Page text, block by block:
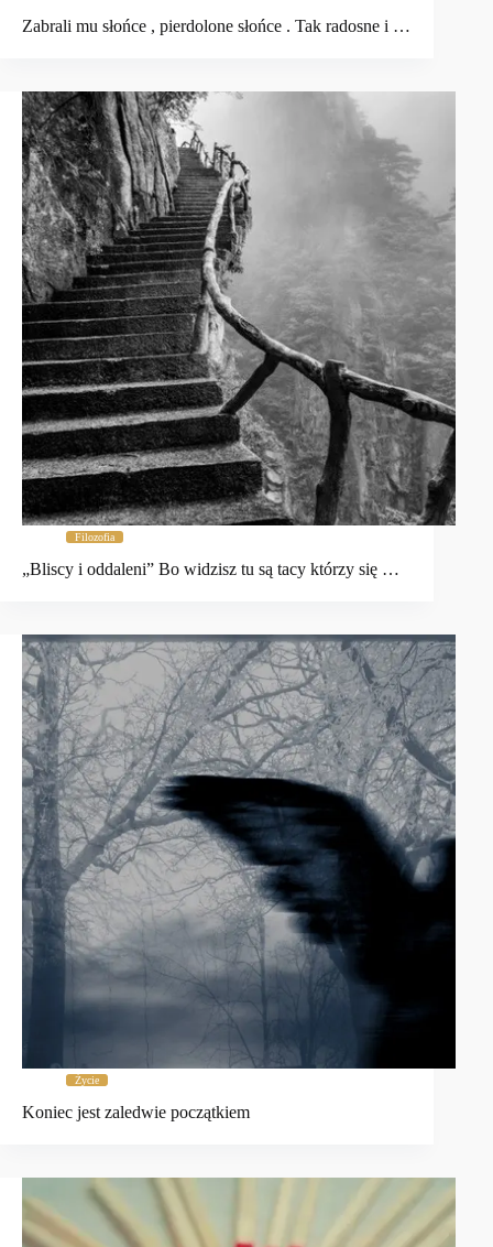
Zabrali mu słońce , pierdolone słońce . Tak radosne i …
Filozofia
„Bliscy i oddaleni” Bo widzisz tu są tacy którzy się …
Życie
Koniec jest zaledwie początkiem